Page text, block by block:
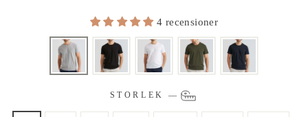
4 recensioner
STORLEK—